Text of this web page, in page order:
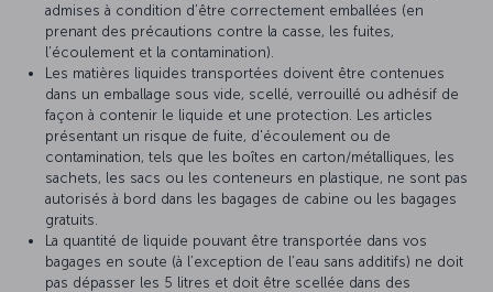
admises à condition d’être correctement emballées (en
prenant des précautions contre la casse, les fuites,
l’écoulement et la contamination).
Les matières liquides transportées doivent être contenues
dans un emballage sous vide, scellé, verrouillé ou adhésif de
façon à contenir le liquide et une protection. Les articles
présentant un risque de fuite, d'écoulement ou de
contamination, tels que les boîtes en carton/métalliques, les
sachets, les sacs ou les conteneurs en plastique, ne sont pas
autorisés à bord dans les bagages de cabine ou les bagages
gratuits.
La quantité de liquide pouvant être transportée dans vos
bagages en soute (à l’exception de l’eau sans additifs) ne doit
pas dépasser les 5 litres et doit être scellée dans des